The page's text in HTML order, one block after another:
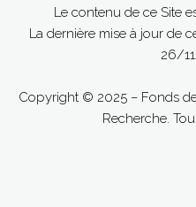
Le contenu de ce Site
La dernière mise à jour de
26/
Copyright © 2025 – Fonds
Recherche.